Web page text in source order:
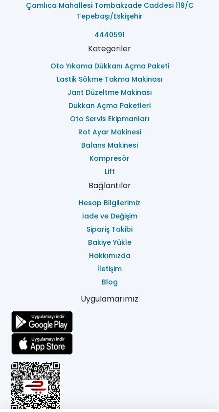
Çamlıca Mahallesi Tombakzade Caddesi 119/C
Tepebaşı/Eskişehir
4440591
Kategoriler
Oto Yıkama Dükkanı Açma Paketi
Lastik Sökme Takma Makinası
Jant Düzeltme Makinası
Dükkan Açma Paketleri
Oto Servis Ekipmanları
Rot Ayar Makinesi
Balans Makinesi
Kompresör
Lift
Bağlantılar
Hesap Bilgilerimiz
İade ve Değişim
Sipariş Takibi
Bakiye Yükle
Hakkımızda
İletişim
Blog
Uygulamarımız